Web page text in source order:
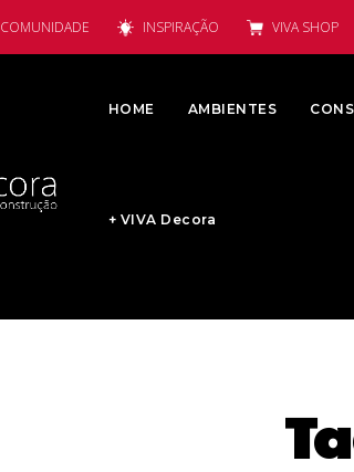
COMUNIDADE INSPIRAÇÃO VIVA SHOP
HOME AMBIENTES
+ VIVA Decora